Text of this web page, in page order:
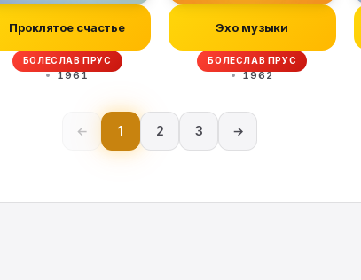
Проклятое счастье
БОЛЕСЛАВ ПРУС
1961
Эхо музыки
БОЛЕСЛАВ ПРУС
1962
← 1 2 3 →